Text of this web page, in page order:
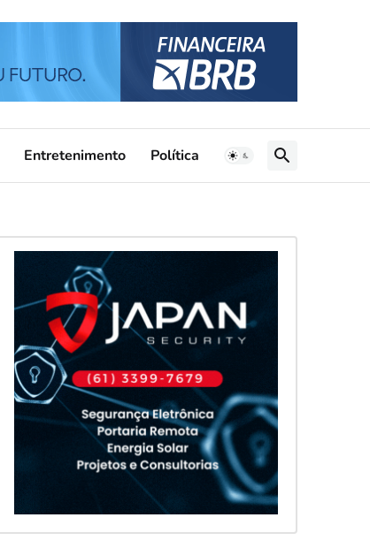
Entretenimento Política